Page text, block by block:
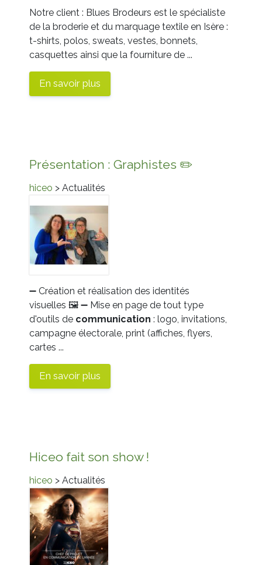
Notre client : Blues Brodeurs est le spécialiste
de la broderie et du marquage textile en Isère :
t-shirts, polos, sweats, vestes, bonnets,
casquettes ainsi que la fourniture de ...
En savoir plus
Présentation : Graphistes ✏️
hiceo > Actualités
➖ Création et réalisation des identités
visuelles 🖼 ➖ Mise en page de tout type
d'outils de communication : logo, invitations,
campagne électorale, print (affiches, flyers,
cartes ...
En savoir plus
Hiceo fait son show !
hiceo > Actualités